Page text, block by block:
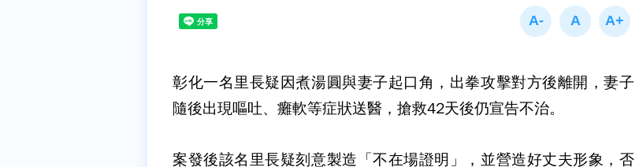
彰化一名里長疑因煮湯圓與妻子起口角，出拳攻擊對方後離開，妻子
隨後出現嘔吐、癱軟等症狀送醫，搶救42天後仍宣告不治。
案發後該名里長疑刻意製造「不在場證明」，並營造好丈夫形象，否